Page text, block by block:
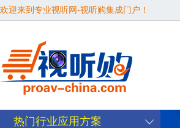
欢迎来到专业视听网-视听购集成门户！
热门行业应用方案
· Audinate 推出全新中文版 Dante 培训